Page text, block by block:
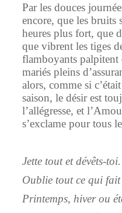
Par les douces
encore, que les bruits
heures plus fort, que
que vibrent les tiges
flamboyants palpitent
mariés pleins
alors, comme si
saison, le désir est
l’allégresse, et
s’exclame pour tous
Jette tout et dévêts-toi.
Oublie tout ce qui fait
Printemps, hiver ou